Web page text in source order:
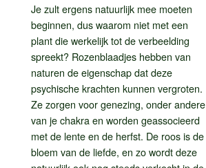
Je zult ergens natuurlijk mee moeten
beginnen, dus waarom niet met een
plant die werkelijk tot de verbeelding
spreekt? Rozenblaadjes hebben van
naturen de eigenschap dat deze
psychische krachten kunnen vergroten.
Ze zorgen voor genezing, onder andere
van je chakra en worden geassocieerd
met de lente en de herfst. De roos is de
bloem van de liefde, en zo wordt deze